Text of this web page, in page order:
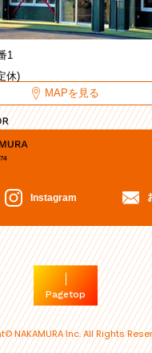
1
休)
MAPを見る
Instagram
Pagetop
NAKAMURA Inc. All Rights